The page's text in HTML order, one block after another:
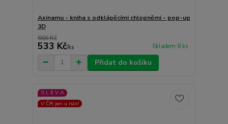
Axinamu - kniha s odklápěcími chlopněmi - pop-up
3D
666 Kč
533 Kč/ks Skladem 8 ks
Přidat do košíku
S L E V A
V ČR jen u nás!